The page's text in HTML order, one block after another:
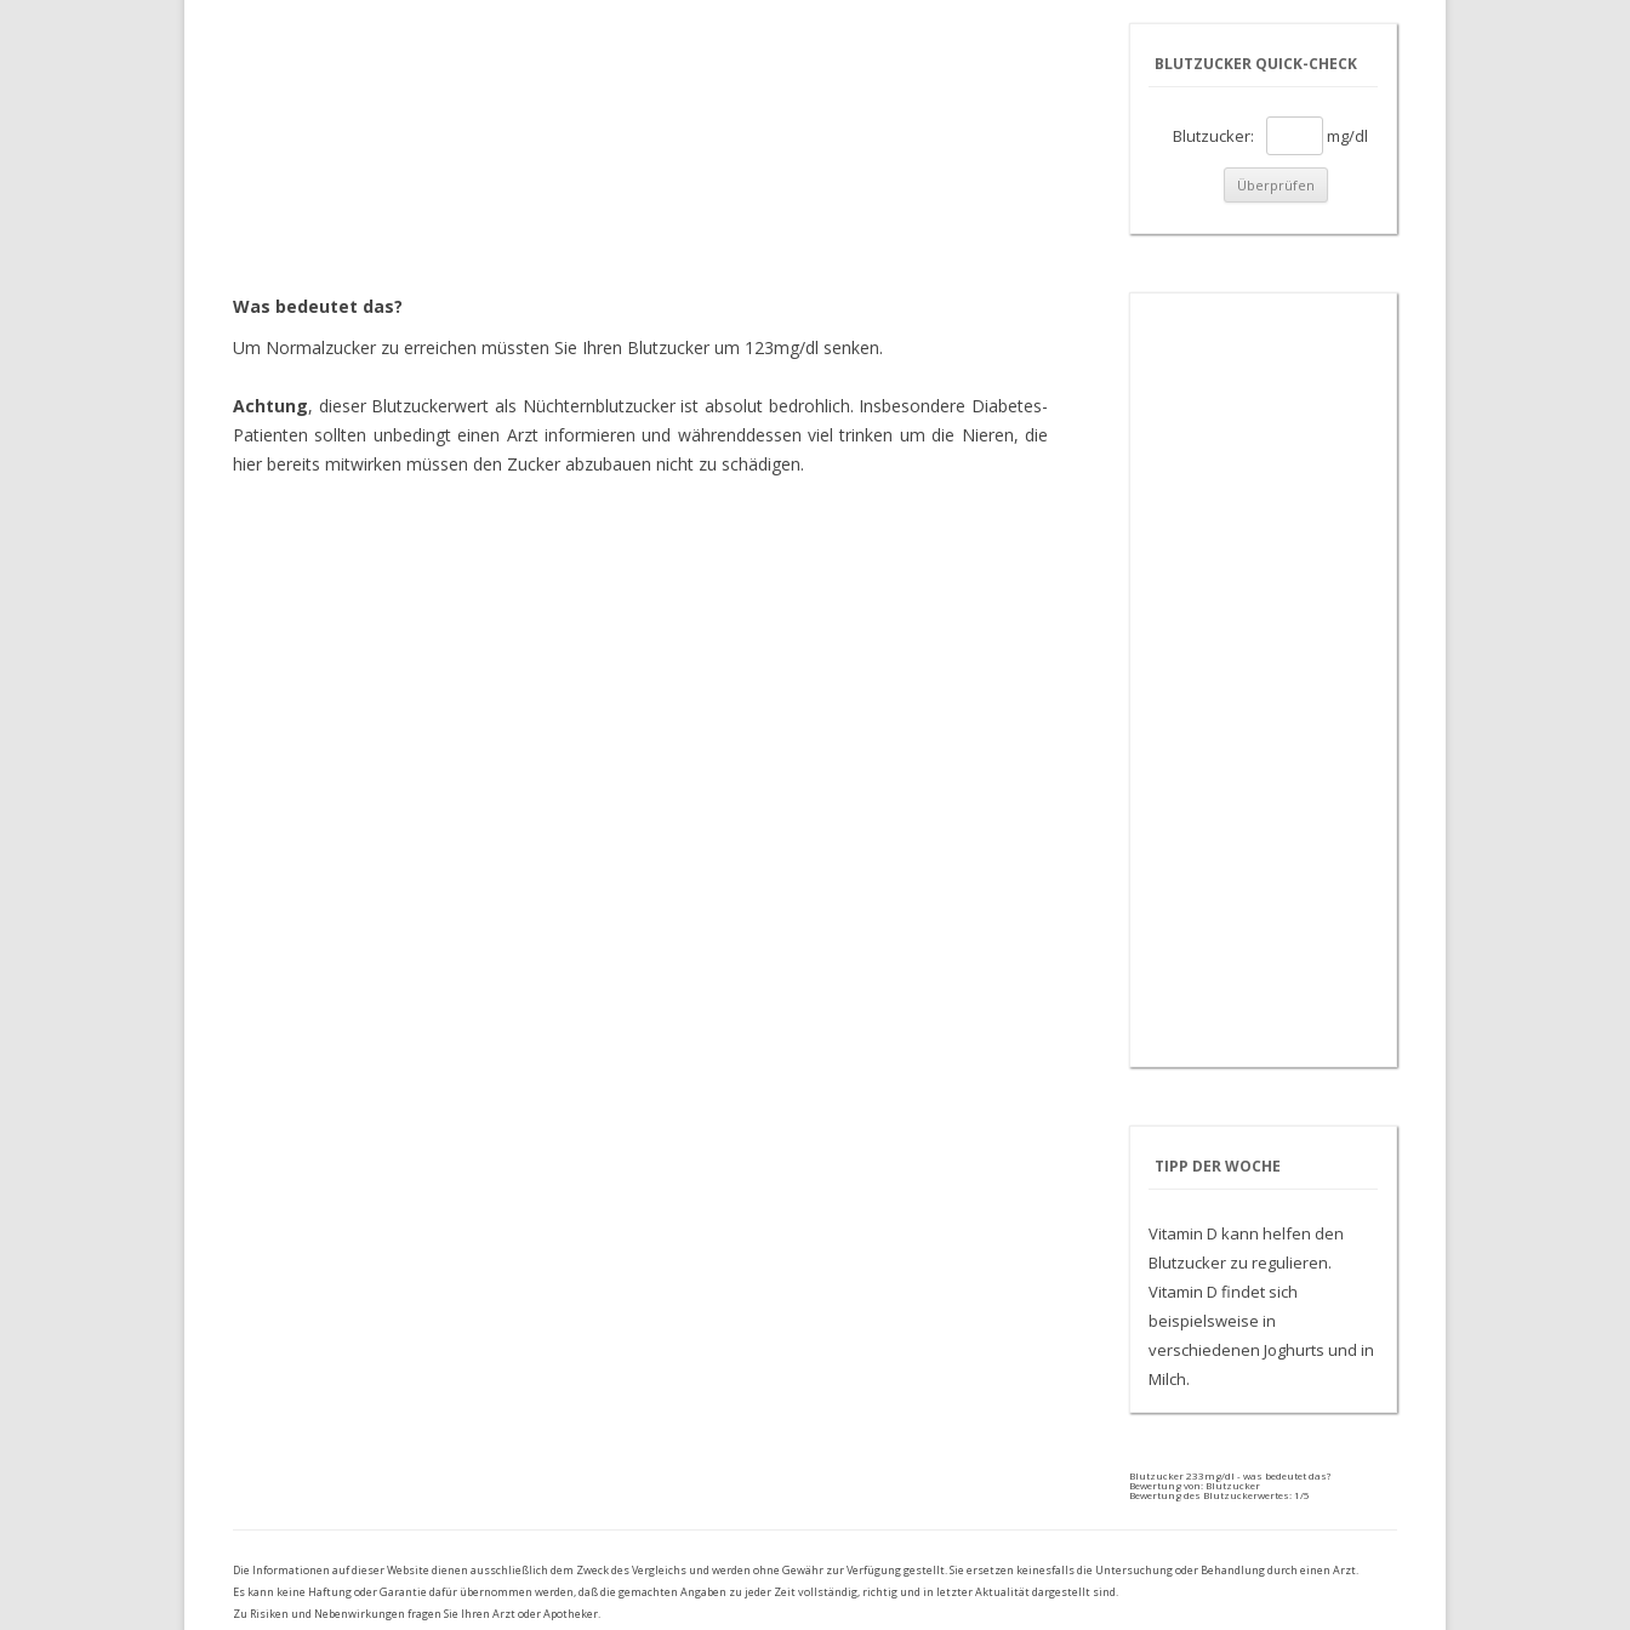
Was bedeutet das?
Um Normalzucker zu erreichen müssten Sie Ihren Blutzucker um 123mg/dl senken.
Achtung, dieser Blutzuckerwert als Nüchternblutzucker ist absolut bedrohlich. Insbesondere Diabetes-
Patienten sollten unbedingt einen Arzt informieren und währenddessen viel trinken um die Nieren, die
hier bereits mitwirken müssen den Zucker abzubauen nicht zu schädigen.
BLUTZUCKER QUICK-CHECK
Blutzucker: mg/dl
TIPP DER WOCHE
Vitamin D kann helfen den
Blutzucker zu regulieren.
Vitamin D findet sich
beispielsweise in
verschiedenen Joghurts und in
Milch.
Blutzucker 233mg/dl - was bedeutet das?
Bewertung von: Blutzucker
Bewertung des Blutzuckerwertes: 1/5
Die Informationen auf dieser Website dienen ausschließlich dem Zweck des Vergleichs und werden ohne Gewähr zur Verfügung gestellt. Sie ersetzen keinesfalls die Untersuchung oder Behandlung durch einen Arzt.
Es kann keine Haftung oder Garantie dafür übernommen werden, daß die gemachten Angaben zu jeder Zeit vollständig, richtig und in letzter Aktualität dargestellt sind.
Zu Risiken und Nebenwirkungen fragen Sie Ihren Arzt oder Apotheker.